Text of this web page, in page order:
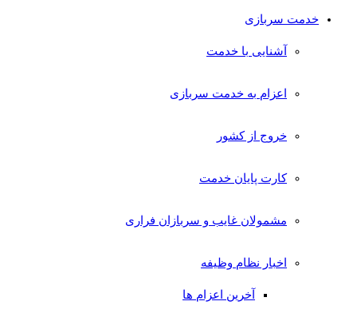
خدمت سربازی
آشنایی با خدمت
اعزام به خدمت سربازی
خروج از کشور
کارت پایان خدمت
مشمولان غایب و سربازان فراری
اخبار نظام وظیفه
آخرین اعزام ها